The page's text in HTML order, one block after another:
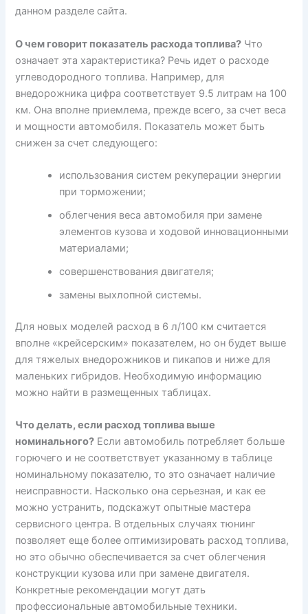
данном разделе сайта.
О чем говорит показатель расхода топлива? Что
означает эта характеристика? Речь идет о расходе
углеводородного топлива. Например, для
внедорожника цифра соответствует 9.5 литрам на 100
км. Она вполне приемлема, прежде всего, за счет веса
и мощности автомобиля. Показатель может быть
снижен за счет следующего:
использования систем рекуперации энергии
при торможении;
облегчения веса автомобиля при замене
элементов кузова и ходовой инновационными
материалами;
совершенствования двигателя;
замены выхлопной системы.
Для новых моделей расход в 6 л/100 км считается
вполне «крейсерским» показателем, но он будет выше
для тяжелых внедорожников и пикапов и ниже для
маленьких гибридов. Необходимую информацию
можно найти в размещенных таблицах.
Что делать, если расход топлива выше
номинального? Если автомобиль потребляет больше
горючего и не соответствует указанному в таблице
номинальному показателю, то это означает наличие
неисправности. Насколько она серьезная, и как ее
можно устранить, подскажут опытные мастера
сервисного центра. В отдельных случаях тюнинг
позволяет еще более оптимизировать расход топлива,
но это обычно обеспечивается за счет облегчения
конструкции кузова или при замене двигателя.
Конкретные рекомендации могут дать
профессиональные автомобильные техники.